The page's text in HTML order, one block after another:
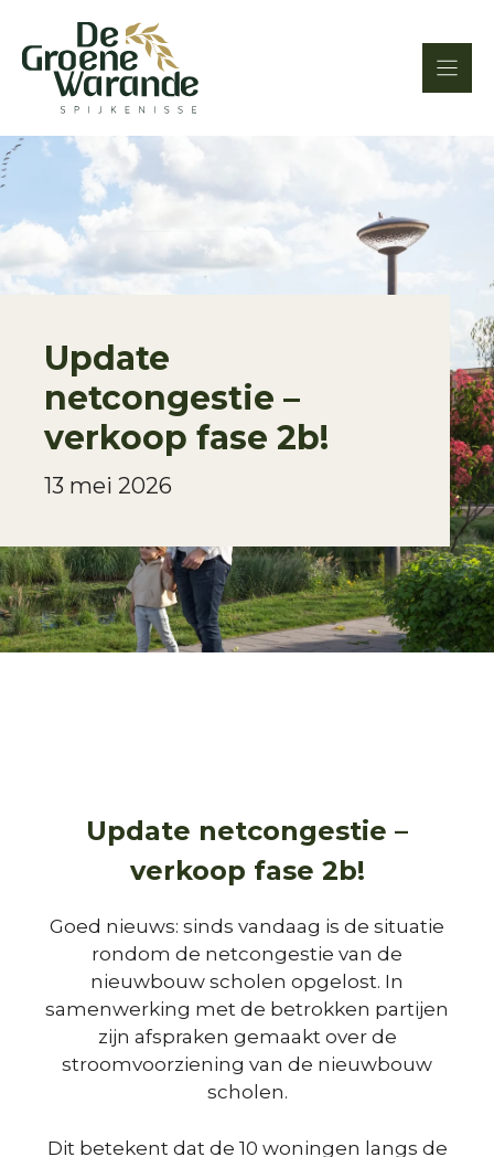
naar
de
inhoud
Update
netcongestie –
verkoop fase 2b!
13 mei 2026
Update netcongestie –
verkoop fase 2b!
Goed nieuws: sinds vandaag is de situatie
rondom de netcongestie van de
nieuwbouw scholen opgelost. In
samenwerking met de betrokken partijen
zijn afspraken gemaakt over de
stroomvoorziening van de nieuwbouw
scholen.
Dit betekent dat de 10 woningen langs de